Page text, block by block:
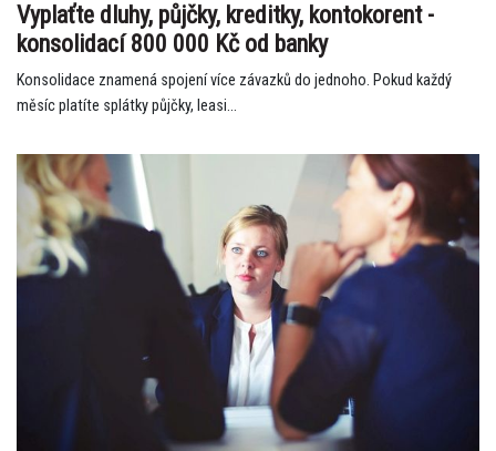
Vyplaťte dluhy, půjčky, kreditky, kontokorent -
konsolidací 800 000 Kč od banky
Konsolidace znamená spojení více závazků do jednoho. Pokud každý
měsíc platíte splátky půjčky, leasi...